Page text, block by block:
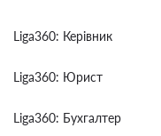
Liga360: Керівник
Liga360: Юрист
Liga360: Бухгалтер